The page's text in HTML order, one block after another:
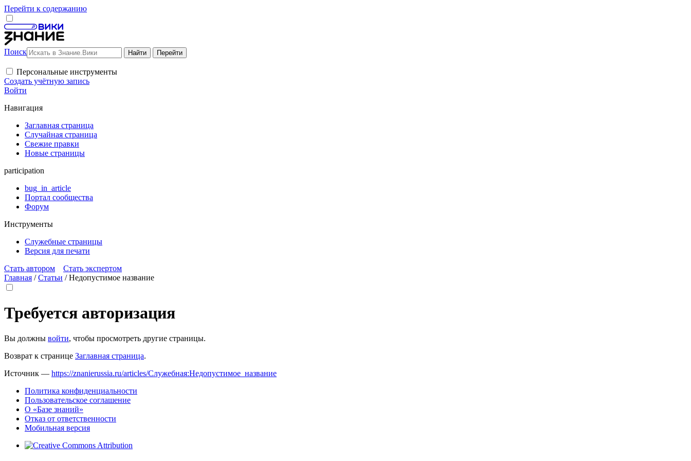
Перейти к содержанию
Поиск
Персональные инструменты
Создать учётную запись
Войти
Навигация
Заглавная страница
Случайная страница
Свежие правки
Новые страницы
participation
bug_in_article
Портал сообщества
Форум
Инструменты
Служебные страницы
Версия для печати
Стать автором
Стать экспертом
Главная /Статьи /Недопустимое название
Требуется авторизация
Вы должны войти, чтобы просмотреть другие страницы.
Возврат к странице Заглавная страница.
Источник — https://znanierussia.ru/articles/Служебная:Недопустимое_название
Политика конфиденциальности
Пользовательское соглашение
О «Базе знаний»
Отказ от ответственности
Мобильная версия